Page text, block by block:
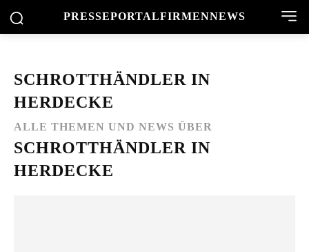
PRESSEPORTALFIRMENNEWS
SCHROTTHÄNDLER IN
HERDECKE
ALLE THEMEN UND NEWS ÜBER
SCHROTTHÄNDLER IN
HERDECKE